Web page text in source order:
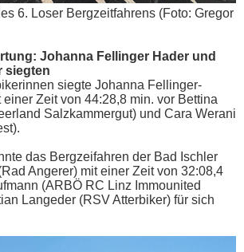
6. Loser Bergzeitfahrens (Foto: Gregor
Johanna Fellinger Hader und
siegten
siegte Johanna Fellinger-
Zeit von 44:28,8 min. vor Bettina
Salzkammergut) und Cara Werani
das Bergzeifahren der Bad Ischler
Angerer) mit einer Zeit von 32:08,4
(ARBÖ RC Linz Immounited
Langeder (RSV Atterbiker) für sich